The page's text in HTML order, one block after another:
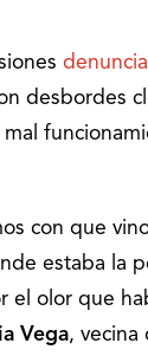
desbordes
con que
estaba la
el olor que
Vega, vecina